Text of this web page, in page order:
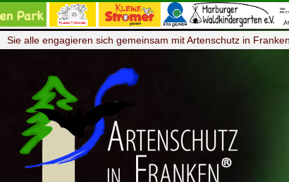
Sie alle engagieren sich gemeinsam mit Artenschutz in